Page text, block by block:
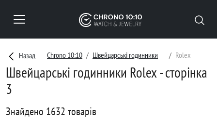
Назад Chrono 10:10 Швейцарські годинники Rolex
Швейцарські годинники Rolex - сторінка
3
Знайдено 1632 товарів